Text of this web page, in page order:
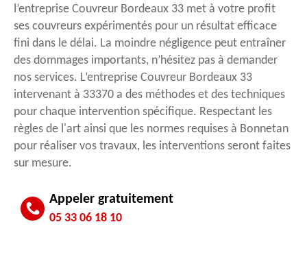
l’entreprise Couvreur Bordeaux 33 met à votre profit
ses couvreurs expérimentés pour un résultat efficace
fini dans le délai. La moindre négligence peut entraîner
des dommages importants, n’hésitez pas à demander
nos services. L’entreprise Couvreur Bordeaux 33
intervenant à 33370 a des méthodes et des techniques
pour chaque intervention spécifique. Respectant les
règles de l'art ainsi que les normes requises à Bonnetan
pour réaliser vos travaux, les interventions seront faites
sur mesure.
Appeler gratuitement
05 33 06 18 10